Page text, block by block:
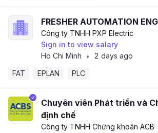
FRESHER AUTOMATION
Công ty TNHH PXP Electric
Sign in to view salary
Ho Chi Minh
•
2 days ago
FAT
EPLAN PLC
Chuyên viên Phát triển và
định chế
Công ty TNHH Chứng khoán ACB